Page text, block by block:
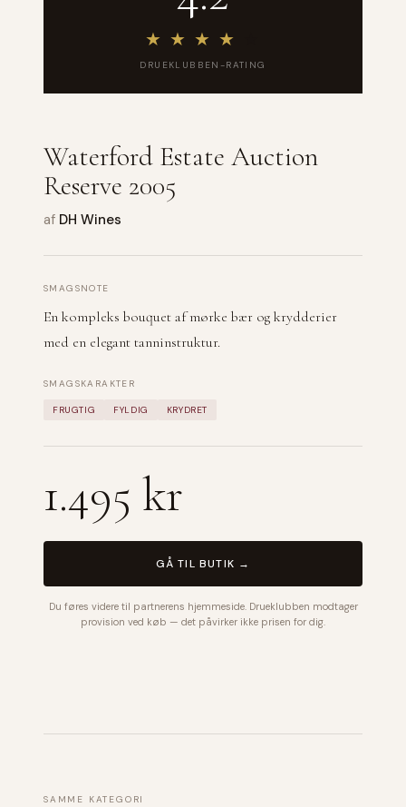
★ ★ ★ ★
DRUEKLUBBEN-RATING
Waterford Estate Auction
Reserve 2005
af DH Wines
SMAGSNOTE
En kompleks bouquet af mørke bær og krydderier
med en elegant tanninstruktur.
SMAGSKARAKTER
FRUGTIG FYLDIG KRYDRET
1.495 kr
GÅ TIL BUTIK →
Du føres videre til partnerens hjemmeside. Drueklubben modtager
provision ved køb — det påvirker ikke prisen for dig.
SAMME KATEGORI